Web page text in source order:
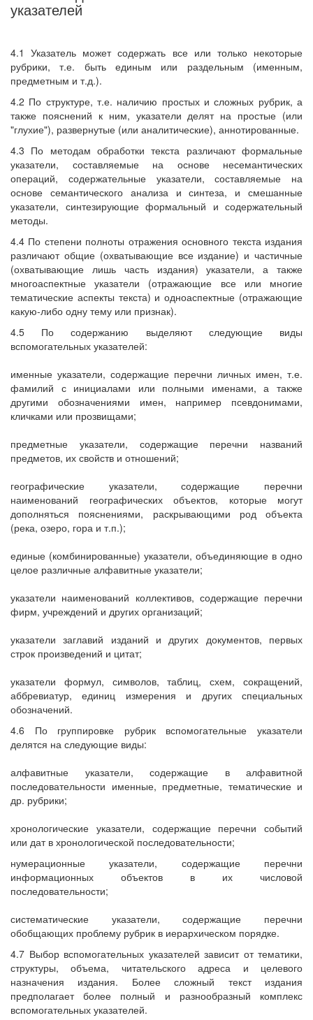
указателей
4.1 Указатель может содержать все или только некоторые
рубрики, т.е. быть единым или раздельным (именным,
предметным и т.д.).
4.2 По структуре, т.е. наличию простых и сложных рубрик, а
также пояснений к ним, указатели делят на простые (или
"глухие"), развернутые (или аналитические), аннотированные.
4.3 По методам обработки текста различают формальные
указатели, составляемые на основе несемантических
операций, содержательные указатели, составляемые на
основе семантического анализа и синтеза, и смешанные
указатели, синтезирующие формальный и содержательный
методы.
4.4 По степени полноты отражения основного текста издания
различают общие (охватывающие все издание) и частичные
(охватывающие лишь часть издания) указатели, а также
многоаспектные указатели (отражающие все или многие
тематические аспекты текста) и одноаспектные (отражающие
какую-либо одну тему или признак).
4.5 По содержанию выделяют следующие виды
вспомогательных указателей:
именные указатели, содержащие перечни личных имен, т.е.
фамилий с инициалами или полными именами, а также
другими обозначениями имен, например псевдонимами,
кличками или прозвищами;
предметные указатели, содержащие перечни названий
предметов, их свойств и отношений;
географические указатели, содержащие перечни
наименований географических объектов, которые могут
дополняться пояснениями, раскрывающими род объекта
(река, озеро, гора и т.п.);
единые (комбинированные) указатели, объединяющие в одно
целое различные алфавитные указатели;
указатели наименований коллективов, содержащие перечни
фирм, учреждений и других организаций;
указатели заглавий изданий и других документов, первых
строк произведений и цитат;
указатели формул, символов, таблиц, схем, сокращений,
аббревиатур, единиц измерения и других специальных
обозначений.
4.6 По группировке рубрик вспомогательные указатели
делятся на следующие виды:
алфавитные указатели, содержащие в алфавитной
последовательности именные, предметные, тематические и
др. рубрики;
хронологические указатели, содержащие перечни событий
или дат в хронологической последовательности;
нумерационные указатели, содержащие перечни
информационных объектов в их числовой
последовательности;
систематические указатели, содержащие перечни
обобщающих проблему рубрик в иерархическом порядке.
4.7 Выбор вспомогательных указателей зависит от тематики,
структуры, объема, читательского адреса и целевого
назначения издания. Более сложный текст издания
предполагает более полный и разнообразный комплекс
вспомогательных указателей.